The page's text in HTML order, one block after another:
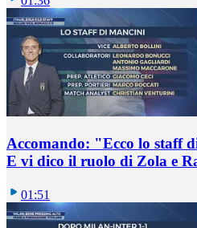
Accomando: "Ecco lo staff
E vi dico il ruolo di Zola e
01:51